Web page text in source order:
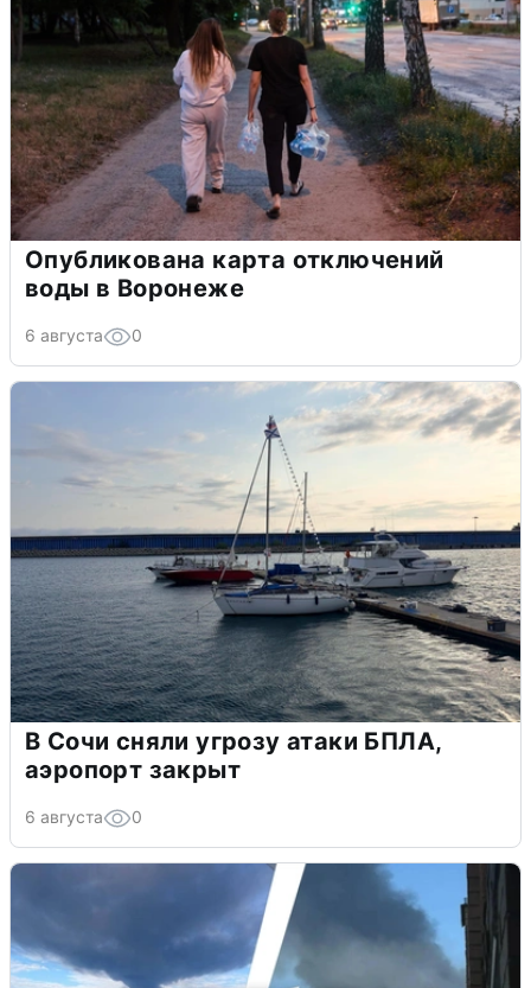
Опубликована карта отключений
воды в Воронеже
6 августа 0
В Сочи сняли угрозу атаки БПЛА,
аэропорт закрыт
6 августа 0